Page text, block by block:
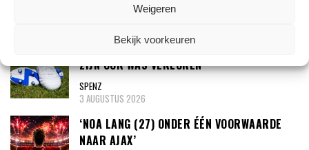
Weigeren
Bekijk voorkeuren
MEXX MEERDINK (23) WAS BANG DAT HIJ
ZIJN OOR WAS VERLOREN
SPENZ
3 AUGUSTUS 2026
‘NOA LANG (27) ONDER ÉÉN VOORWAARDE
NAAR AJAX’